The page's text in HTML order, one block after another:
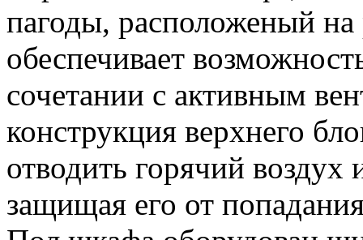
пагоды, расположеный
обеспечивает
сочетании с активным
конструкция верхнего
отводить горячий
защищая его от